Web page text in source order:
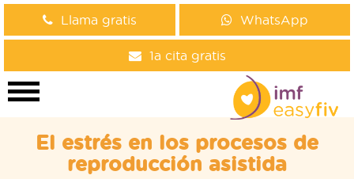
Llama gratis WhatsApp
1a cita gratis
El estrés en los procesos de
reproducción asistida